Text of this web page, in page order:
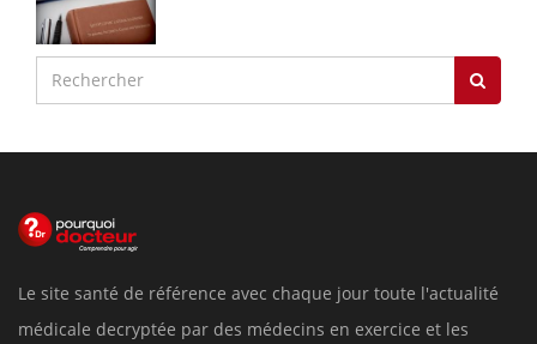
Le site santé de référence avec chaque jour toute l'actualité
médicale decryptée par des médecins en exercice et les